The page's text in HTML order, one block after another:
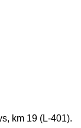
km 19 (L-401).